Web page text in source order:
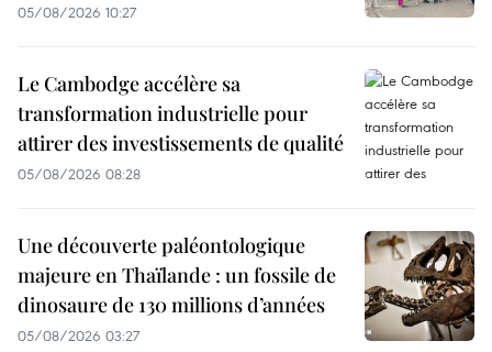
05/08/2026 10:27
Le Cambodge accélère sa
transformation industrielle pour
attirer des investissements de qualité
05/08/2026 08:28
Une découverte paléontologique
majeure en Thaïlande : un fossile de
dinosaure de 130 millions d’années
05/08/2026 03:27